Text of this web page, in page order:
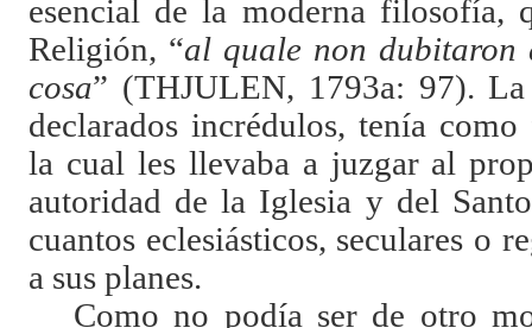
esencial de la moderna filosofía,
Religión, “al quale non dubitaron
cosa” (THJULEN, 1793a: 97).
declarados incrédulos, tenía
la cual les llevaba a juzgar al
autoridad de la Iglesia y del
cuantos eclesiásticos, seculares o
a sus planes.
Como no podía ser de otro